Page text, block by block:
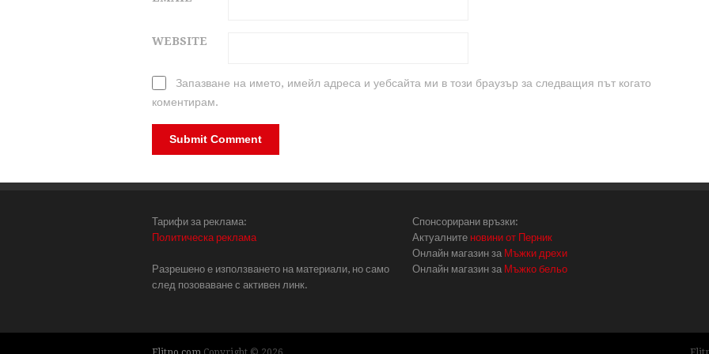
WEBSITE
Запазване на името, имейл адреса и уебсайта ми в този браузър за следващия път когато
коментирам.
Тарифи за реклама:
Политическа реклама
Разрешено е използването на материали, но само
след позоваване с активен линк.
Спонсорирани връзки:
Актуалните новини от Перник
Онлайн магазин за Мъжки дрехи
Онлайн магазин за Мъжко бельо